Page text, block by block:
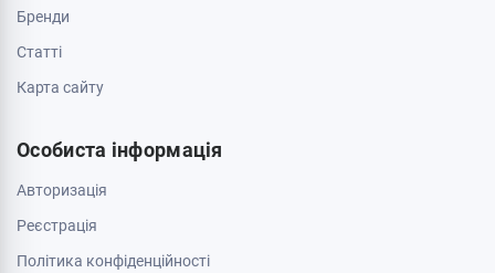
Зв'яжіться з нами
0 800 403 173
044 334 54 27
063 789 66 52
Додатково
Акції